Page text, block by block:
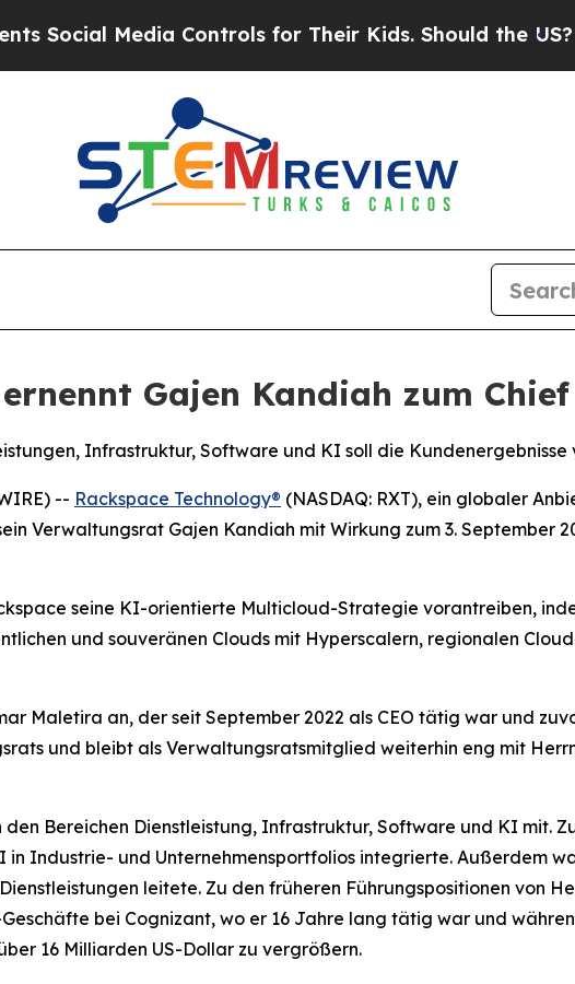
Media Controls for Their Kids. Should the US?The
Gajen Kandiah zum
Infrastruktur, Software und KI soll die Kundenergebnisse
-- Rackspace Technology® (NASDAQ: RXT), ein globaler
Verwaltungsrat Gajen Kandiah mit Wirkung zum 3. September
seine KI-orientierte Multicloud-Strategie vorantreiben,
und souveränen Clouds mit Hyperscalern, regionalen
Maletira an, der seit September 2022 als CEO tätig war und
und bleibt als Verwaltungsratsmitglied weiterhin eng mit
Bereichen Dienstleistung, Infrastruktur, Software und KI mit.
Industrie- und Unternehmensportfolios integrierte. Außerdem
leitete. Zu den früheren Führungspositionen von
bei Cognizant, wo er 16 Jahre lang tätig war und
16 Milliarden US-Dollar zu vergrößern.